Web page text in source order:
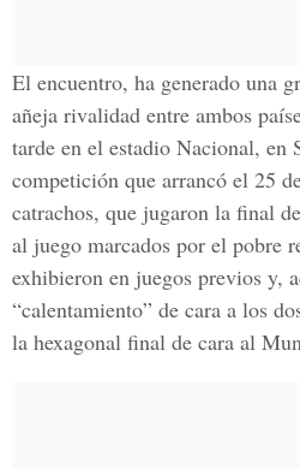
El encuentro, ha generado una
añeja rivalidad entre ambos
tarde en el estadio Nacional, en
competición que arrancó el 25
catrachos, que jugaron la final
al juego marcados por el pobre
exhibieron en juegos previos y,
“calentamiento” de cara a los
la hexagonal final de cara al